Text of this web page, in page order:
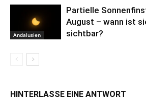
Andalusien
Partielle
August – wann ist
sichtbar?
HINTERLASSE EINE ANTWORT